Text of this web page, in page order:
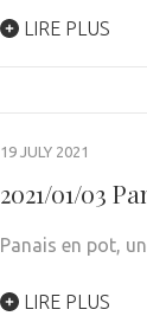
LIRE PLUS
19 JULY 2021
2021/01/03
Panais en pot,
LIRE PLUS